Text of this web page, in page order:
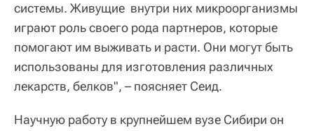
системы. Живущие внутри них микроорганизмы
играют роль своего рода партнеров, которые
помогают им выживать и расти. Они могут быть
использованы для изготовления различных
лекарств, белков", – поясняет Сеид.
Научную работу в крупнейшем вузе Сибири он